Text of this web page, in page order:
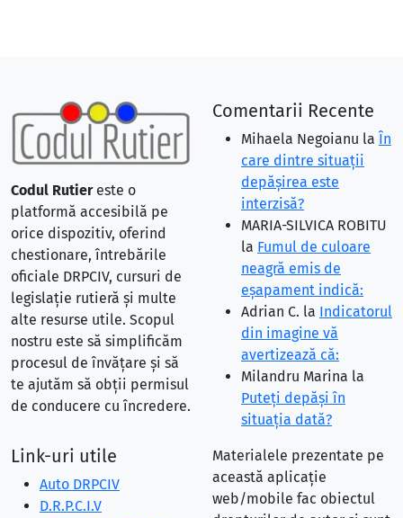
Codul Rutiereste o
platformă accesibilă pe
orice dispozitiv, oferind
chestionare, întrebările
oficiale DRPCIV, cursuri de
legislație rutieră și multe
alte resurse utile. Scopul
nostru este să simplificăm
procesul de învățare și să
te ajutăm să obții permisul
de conducere cu încredere.
Comentarii Recente
Mihaela Negoianu la În
care dintre situaţii
depăşirea este
interzisă?
MARIA-SILVICA ROBITU
la Fumul de culoare
neagră emis de
eşapament indică:
Adrian C. la Indicatorul
din imagine vă
avertizează că:
Milandru Marina la
Puteţi depăşi în
situaţia dată?
Link-uri utile
Auto DRPCIV
D.R.P.C.I.V
Materialele prezentate pe
această aplicație
web/mobile fac obiectul